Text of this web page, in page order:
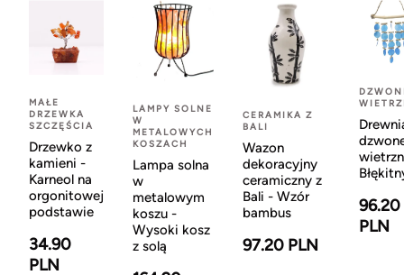
MAŁE
DRZEWKA
SZCZĘŚCIA
Drzewko z
kamieni -
Karneol na
orgonitowej
podstawie
34.90
PLN
LAMPY SOLNE
W
METALOWYCH
KOSZACH
Lampa solna
w
metalowym
koszu -
Wysoki kosz
z solą
CERAMIKA Z
BALI
Wazon
dekoracyjny
ceramiczny z
Bali - Wzór
bambus
97.20 PLN
96.20
PLN